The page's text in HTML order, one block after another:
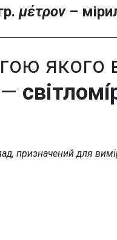
μέτρον–
якого
призначений для